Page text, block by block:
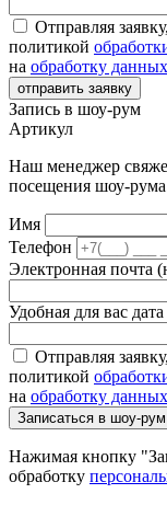
Отправляя
политикой
на обработку данных
отправить заявку
Запись в шоу-рум
Артикул
Наш менеджер
посещения шоу-
Имя
Телефон
Электронная почта
Удобная для вас
Отправляя
политикой
на обработку данных
Записаться в шоу-рум
Нажимая кнопку
обработку